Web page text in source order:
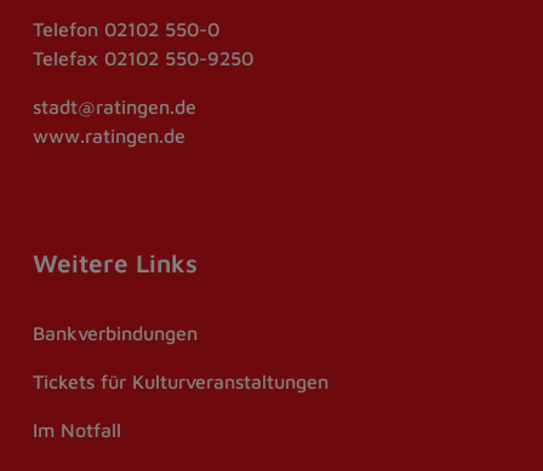
Telefon 02102 550-0
Telefax 02102 550-9250
stadt@ratingen.de
www.ratingen.de
Weitere Links
Bankverbindungen
Tickets für Kulturveranstaltungen
Im Notfall